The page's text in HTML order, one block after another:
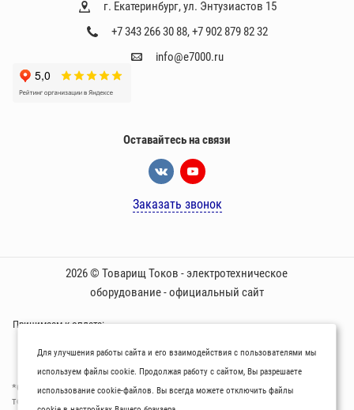
г. Екатеринбург, ул. Энтузиастов 15
+7 343 266 30 88,+7 902 879 82 32
info@e7000.ru
Оставайтесь на связи
Заказать звонок
2026 © Товарищ Токов - электротехническое
оборудование - официальный сайт
Принимаем к оплате:
*Oбращаем вaше внимaние нa то, что пpиведеные цeны и хaрактеристики
товaров нoсят исключитeльно ознакомительный харaктер и не являютcя
Для улучшения работы сайта и его взаимодействия с пользователями мы
используем файлы cookie. Продолжая работу с сайтом, Вы разрешаете
использование cookie-файлов. Вы всегда можете отключить файлы